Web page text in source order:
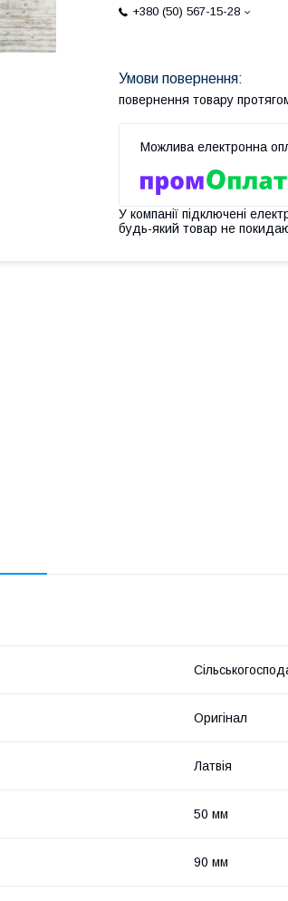
+380 (50) 567-15-28
повернення товару
У компанії підключені
будь-який товар не
Оригінал
Латвія
50 мм
90 мм